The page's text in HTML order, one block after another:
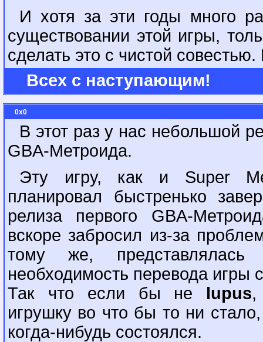
И хотя за эти годы много
существовании этой игры,
сделать это с чистой совестью.
Всех с наступающим!
0x0
В этот раз у нас небольшой
GBA-Метроида.
Эту игру, как и Super
планировал быстренько
релиза первого GBA-
вскоре забросил из-за
тому же, представлялась
необходимость перевода игры
Так что если бы не lupus,
игрушку во что бы то ни
когда-нибудь состоялся.